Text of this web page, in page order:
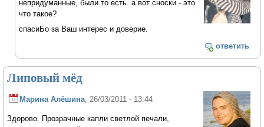
непридуманные, были то есть. а вот сноски - это
что такое?
спасиБо за Ваш интерес и доверие.
ответить
Липовый мёд
Марина Алёшина, 26/03/2011 - 13:44
Здорово. Прозрачные капли светлой печали,